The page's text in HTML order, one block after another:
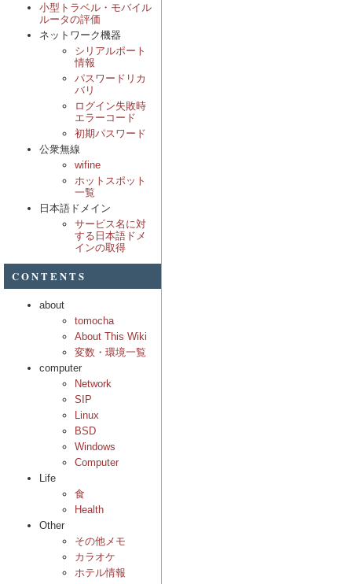
小型トラベル・モバイル
ルータの評価
ネットワーク機器
シリアルポート
情報
パスワードリカ
バリ
ログイン失敗時
エラーコード
初期パスワード
公衆無線
wifine
ホットスポット
一覧
日本語ドメイン
サービス名に対
する日本語ドメ
インの取得
CONTENTS
about
tomocha
About This Wiki
変数・環境一覧
computer
Network
SIP
Linux
BSD
Windows
Computer
Life
食
Health
Other
その他メモ
カラオケ
ホテル情報